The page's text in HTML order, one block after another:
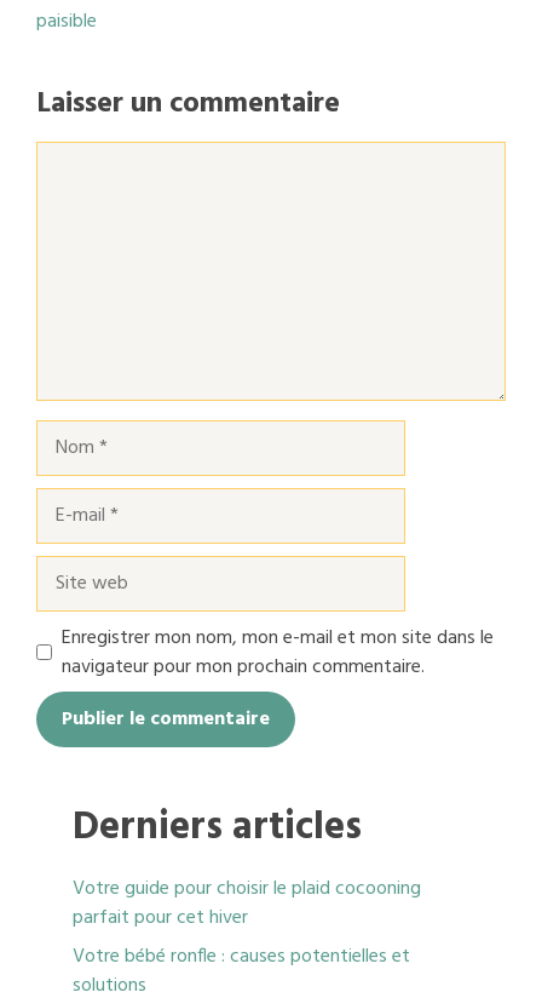
paisible
Laisser un commentaire
Nom
mail
Site
web
Enregistrer mon nom, mon e-mail et mon site dans le
navigateur pour mon prochain commentaire.
Derniers articles
Votre guide pour choisir le plaid cocooning
parfait pour cet hiver
Votre bébé ronfle : causes potentielles et
solutions